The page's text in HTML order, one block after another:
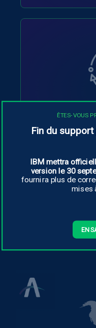
Permet de
EN
ÊTES-VOUS
Fin du
IBM mettra
version le 30
fournira plus de
mises